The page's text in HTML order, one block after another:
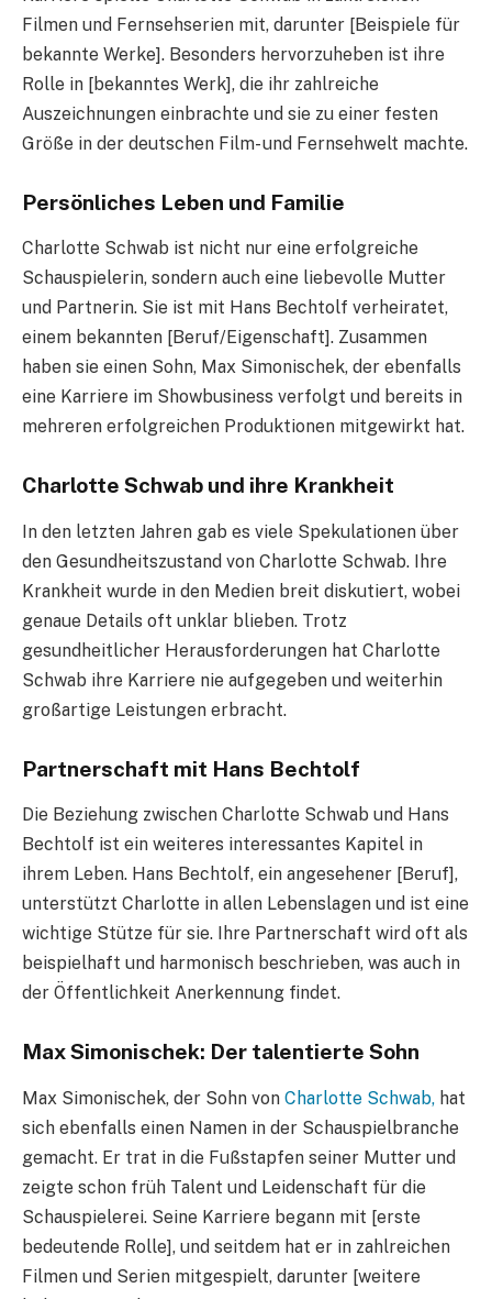
Filmen und Fernsehserien mit, darunter [Beispiele für
bekannte Werke]. Besonders hervorzuheben ist ihre
Rolle in [bekanntes Werk], die ihr zahlreiche
Auszeichnungen einbrachte und sie zu einer festen
Größe in der deutschen Film- und Fernsehwelt machte.
Persönliches Leben und Familie
Charlotte Schwab ist nicht nur eine erfolgreiche
Schauspielerin, sondern auch eine liebevolle Mutter
und Partnerin. Sie ist mit Hans Bechtolf verheiratet,
einem bekannten [Beruf/Eigenschaft]. Zusammen
haben sie einen Sohn, Max Simonischek, der ebenfalls
eine Karriere im Showbusiness verfolgt und bereits in
mehreren erfolgreichen Produktionen mitgewirkt hat.
Charlotte Schwab und ihre Krankheit
In den letzten Jahren gab es viele Spekulationen über
den Gesundheitszustand von Charlotte Schwab. Ihre
Krankheit wurde in den Medien breit diskutiert, wobei
genaue Details oft unklar blieben. Trotz
gesundheitlicher Herausforderungen hat Charlotte
Schwab ihre Karriere nie aufgegeben und weiterhin
großartige Leistungen erbracht.
Partnerschaft mit Hans Bechtolf
Die Beziehung zwischen Charlotte Schwab und Hans
Bechtolf ist ein weiteres interessantes Kapitel in
ihrem Leben. Hans Bechtolf, ein angesehener [Beruf],
unterstützt Charlotte in allen Lebenslagen und ist eine
wichtige Stütze für sie. Ihre Partnerschaft wird oft als
beispielhaft und harmonisch beschrieben, was auch in
der Öffentlichkeit Anerkennung findet.
Max Simonischek: Der talentierte Sohn
Max Simonischek, der Sohn von Charlotte Schwab, hat
sich ebenfalls einen Namen in der Schauspielbranche
gemacht. Er trat in die Fußstapfen seiner Mutter und
zeigte schon früh Talent und Leidenschaft für die
Schauspielerei. Seine Karriere begann mit [erste
bedeutende Rolle], und seitdem hat er in zahlreichen
Filmen und Serien mitgespielt, darunter [weitere